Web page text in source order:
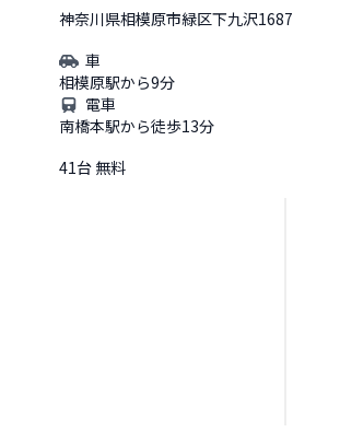
神奈川県相模原市緑区下九沢1687
車
相模原駅から9分
電車
南橋本駅から徒歩13分
41台 無料